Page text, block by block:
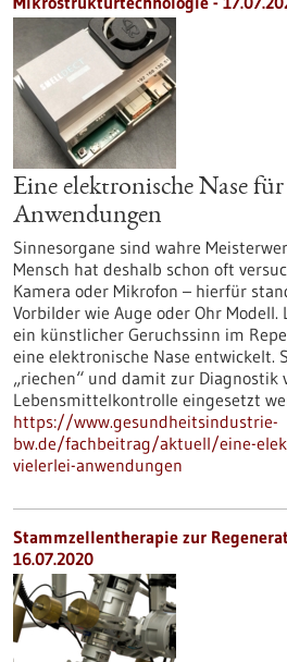
Eine elektronische Nase
Anwendungen
Sinnesorgane sind wahre
Mensch hat deshalb schon oft
Kamera oder Mikrofon – hierfür
Vorbilder wie Auge oder Ohr
ein künstlicher Geruchssinn im
eine elektronische Nase entwickelt.
„riechen“ und damit zur Diagnostik
Lebensmittelkontrolle eingesetzt
https://www.gesundheitsindustrie-
bw.de/fachbeitrag/aktuell/eine-
vielerlei-anwendungen
Stammzellentherapie zur
16.07.2020